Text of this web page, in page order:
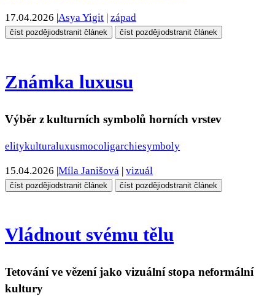
17.04.2026 Asya Yigit západ
číst pozdějiodstranit článek číst pozdějiodstranit článek
Známka luxusu
Výběr z kulturních symbolů horních vrstev
elitykulturaluxusmocoligarchiesymboly
15.04.2026 |Míla Janišová | vizuál
číst pozdějiodstranit článek číst pozdějiodstranit článek
Vládnout svému tělu
Tetování ve vězení jako vizuální stopa neformální
kultury